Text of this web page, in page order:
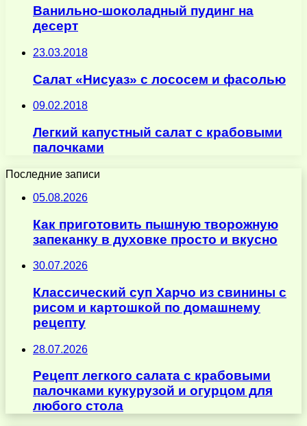
Ванильно-шоколадный пудинг на
десерт
23.03.2018
Салат «Нисуаз» с лососем и фасолью
09.02.2018
Легкий капустный салат с крабовыми
палочками
Последние записи
05.08.2026
Как приготовить пышную творожную
запеканку в духовке просто и вкусно
30.07.2026
Классический суп Харчо из свинины с
рисом и картошкой по домашнему
рецепту
28.07.2026
Рецепт легкого салата с крабовыми
палочками кукурузой и огурцом для
любого стола